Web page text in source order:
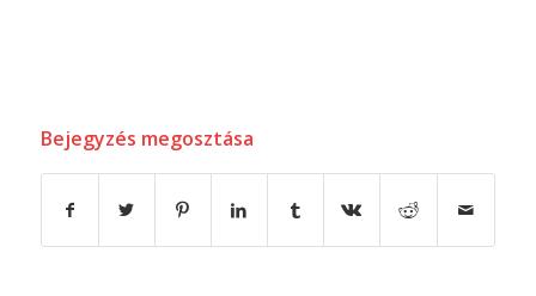
Bejegyzés megosztása